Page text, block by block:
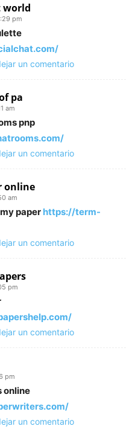
world
pm
un comentario
pa
am
pnp
un comentario
online
am
paper https://term-
un comentario
pm
un comentario
pm
online
un comentario